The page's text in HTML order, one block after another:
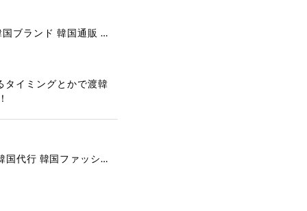
[COOR][WOMEN] Faux Suede Three-Button Blazer (Dark Brown) 正規品 韓国ブランド 韓国通販 韓国代行 韓国ファッション クール クーア クアー 日本 店舗
タイミングとかで渡韓
[COYSEIO] COY BUMBLE SNEAKERS GREY 正規品 韓国ブランド 韓国通販 韓国代行 韓国ファッション コイセイオ 日本 店舗